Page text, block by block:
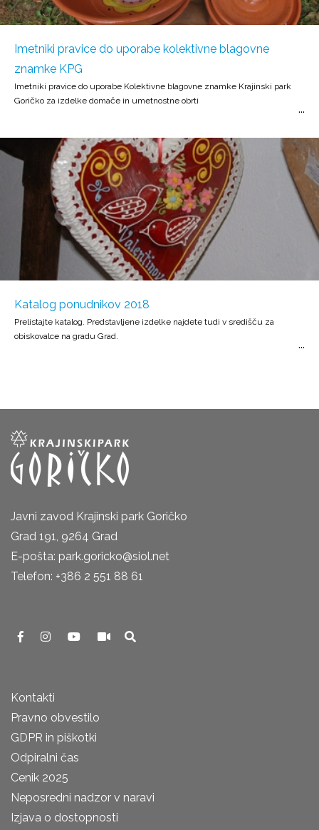
Imetniki pravice do uporabe kolektivne blagovne
znamke KPG
Imetniki pravice do uporabe Kolektivne blagovne znamke Krajinski park
Goričko za izdelke domače in umetnostne obrti
Katalog ponudnikov 2018
Prelistajte katalog. Predstavljene izdelke najdete tudi v središču za
obiskovalce na gradu Grad.
Javni zavod Krajinski park Goričko
Grad 191, 9264 Grad
E-pošta: park.goricko@siol.net
Telefon: +386 2 551 88 61
Kontakti
Pravno obvestilo
GDPR in piškotki
Odpiralni čas
Cenik 2025
Neposredni nadzor v naravi
Izjava o dostopnosti